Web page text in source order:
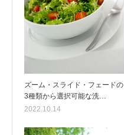
ズーム・スライド・フェードの
3種類から選択可能な洗…
2022.10.14